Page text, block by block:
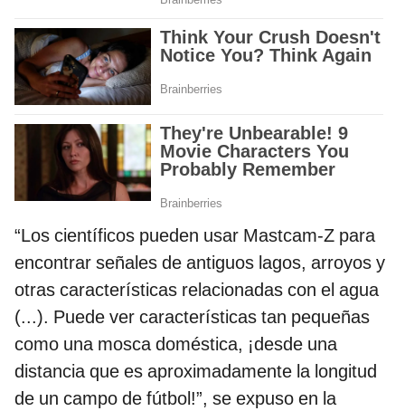
“Los científicos pueden usar Mastcam-Z para
encontrar señales de antiguos lagos, arroyos y
otras características relacionadas con el agua
(...). Puede ver características tan pequeñas
como una mosca doméstica, ¡desde una
distancia que es aproximadamente la longitud
de un campo de fútbol!”, se expuso en la